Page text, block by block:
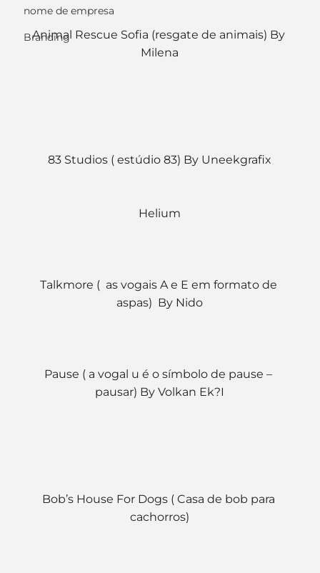
nome de empresa
Branding
Animal Rescue Sofia (resgate de animais) By
Milena
83 Studios ( estúdio 83) By Uneekgrafix
Helium
Talkmore (  as vogais A e E em formato de
aspas)  By Nido
Pause ( a vogal u é o símbolo de pause –
pausar) By Volkan Ek?I
Bob’s House For Dogs ( Casa de bob para
cachorros)